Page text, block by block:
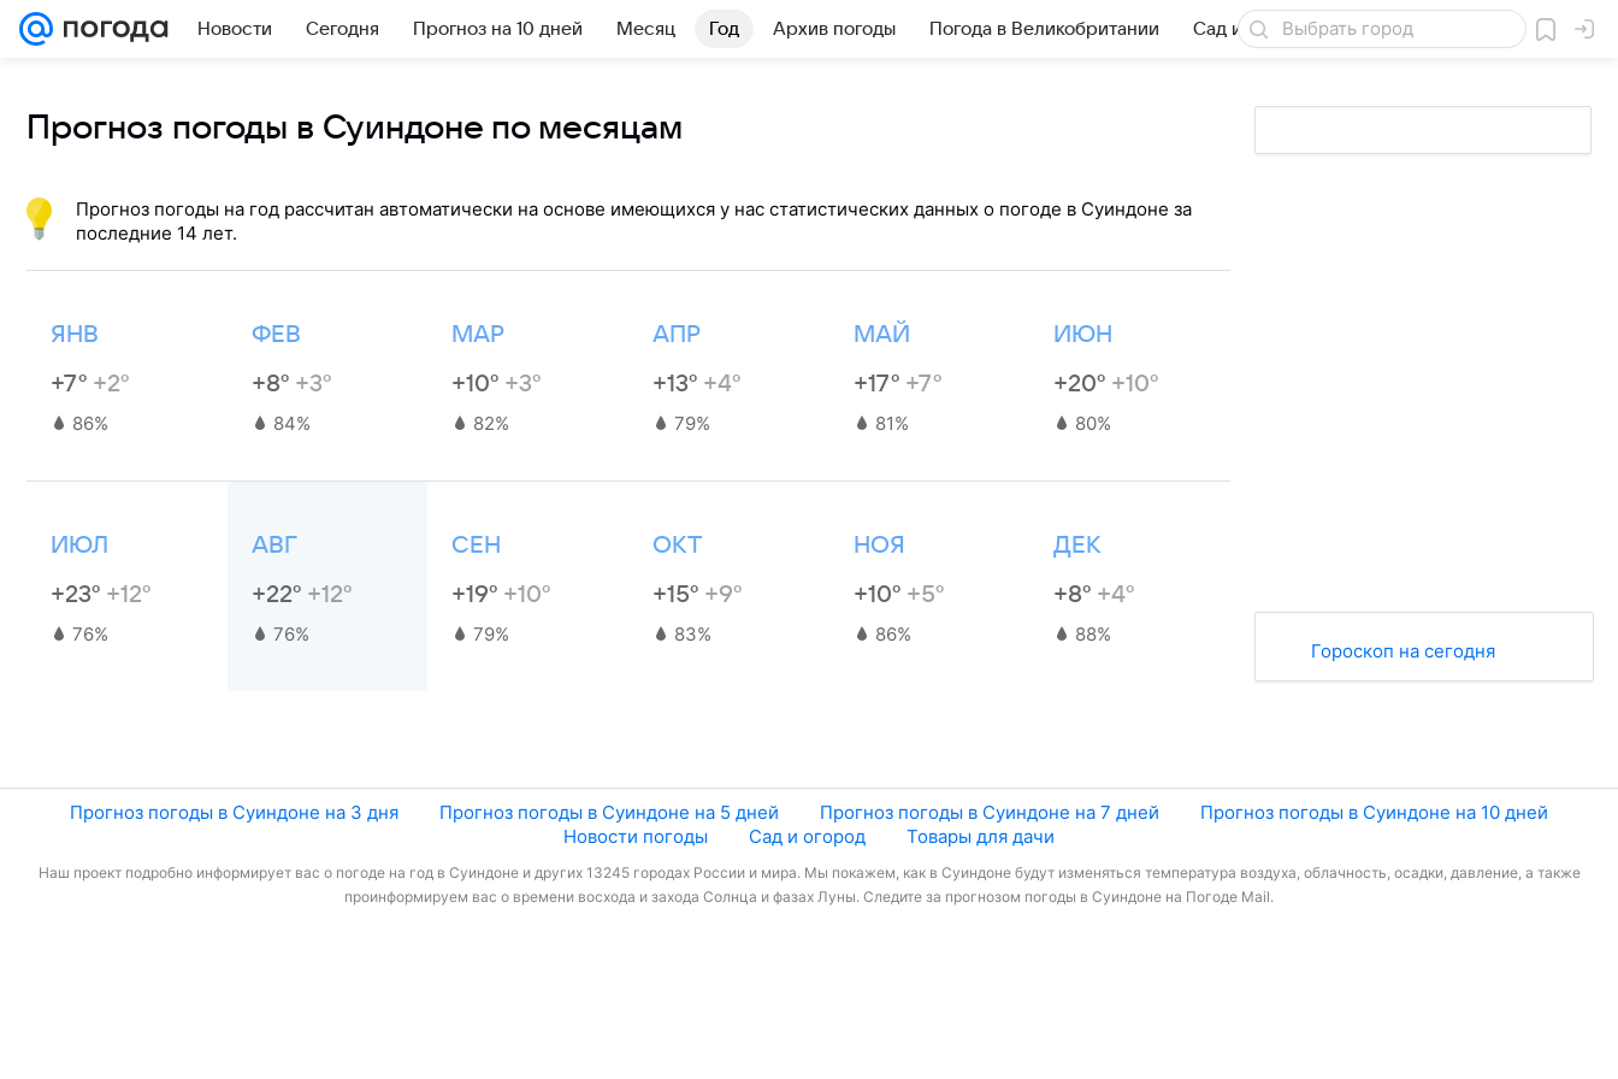
Новости Сегодня Прогноз на 10 дней Месяц Год Архив погоды Погода в Великобритании Сад и огород Товары для дачи
Прогноз погоды в Суиндоне по месяцам
Гороскоп на сегодня
Прогноз погоды на год рассчитан автоматически на основе имеющихся у нас статистических данных о погоде в Суиндоне за
последние 14 лет.
ЯНВ
+7° +2°
86%
ФЕВ
+8° +3°
84%
МАР
+10° +3°
82%
АПР
+13° +4°
79%
МАЙ
+17° +7°
81%
ИЮН
+20° +10°
80%
ИЮЛ
+23° +12°
76%
АВГ
+22° +12°
76%
СЕН
+19° +10°
79%
ОКТ
+15° +9°
83%
НОЯ
+10° +5°
86%
ДЕК
+8° +4°
88%
Прогноз погоды в Суиндоне на 3 дня Прогноз погоды в Суиндоне на 5 дней Прогноз погоды в Суиндоне на 7 дней
Прогноз погоды в Суиндоне на 10 дней
Новости погоды
Сад и огород Товары для дачи
Наш проект подробно информирует вас о погоде на год в Суиндоне и других 13245 городах России и мира. Мы покажем, как в Суиндоне будут изменяться температура воздуха, облачность, осадки, давление, а также
проинформируем вас о времени восхода и захода Солнца и фазах Луны. Следите за прогнозом погоды в Суиндоне на Погоде Mail.